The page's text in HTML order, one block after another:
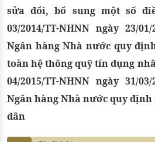
sửa đổi, bổ sung một số
03/2014/TT-NHNN ngày 23/
Ngân hàng Nhà nước quy
toàn hệ thông quỹ tín dụng
04/2015/TT-NHNN ngày 31/
Ngân hàng Nhà nước quy
dân